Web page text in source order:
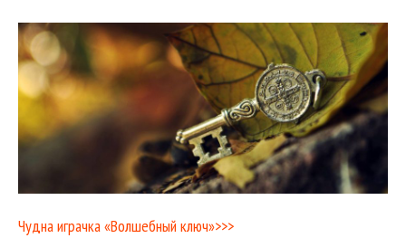
Чудна играчка «Волшебный ключ»>>>